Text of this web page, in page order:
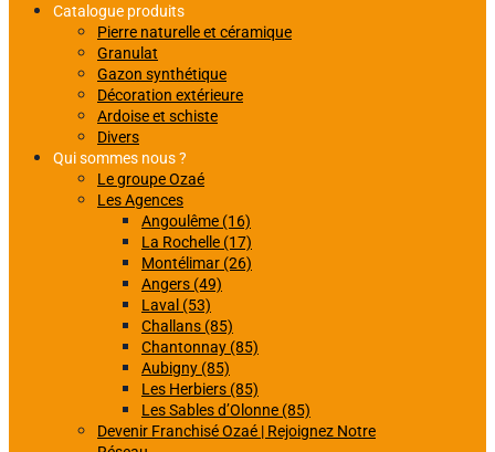
Catalogue produits
Pierre naturelle et céramique
Granulat
Gazon synthétique
Décoration extérieure
Ardoise et schiste
Divers
Qui sommes nous ?
Le groupe Ozaé
Les Agences
Angoulême (16)
La Rochelle (17)
Montélimar (26)
Angers (49)
Laval (53)
Challans (85)
Chantonnay (85)
Aubigny (85)
Les Herbiers (85)
Les Sables d’Olonne (85)
Devenir Franchisé Ozaé | Rejoignez Notre